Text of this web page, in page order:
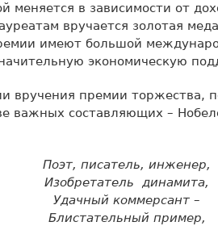
меняется в зависимости от
вручается золотая
имеют большой
экономическую
вручения премии торжества,
важных составляющих –
Поэт, писатель, инженер,
Изобретатель динамита,
Удачный коммерсант –
Блистательный пример,